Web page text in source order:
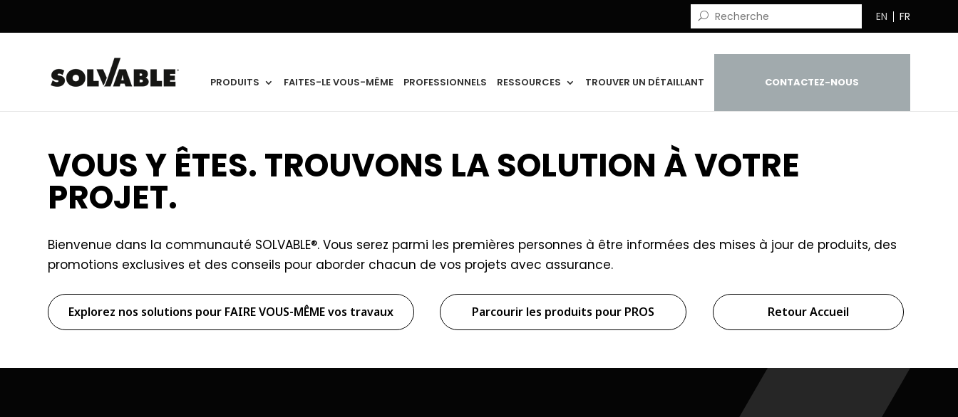
EN FR
PRODUITS FAITES-LE VOUS-MÊME PROFESSIONNELS RESSOURCES TROUVER UN DÉTAILLANT CONTACTEZ-NOUS
VOUS Y ÊTES. TROUVONS LA SOLUTION À VOTRE
PROJET.
Bienvenue dans la communauté SOLVABLE®. Vous serez parmi les premières personnes à être informées des mises à jour de produits, des
promotions exclusives et des conseils pour aborder chacun de vos projets avec assurance.
Explorez nos solutions pour FAIRE VOUS-MÊME vos travaux Parcourir les produits pour PROS Retour Accueil